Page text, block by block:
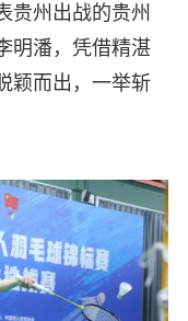
贵州出战的贵州
明潘，凭借精湛
颖而出，一举斩